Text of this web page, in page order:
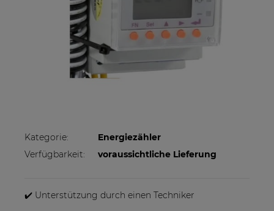
Kategorie:
Energiezähler
Verfügbarkeit:
voraussichtliche Lieferung
✔️ Unterstützung durch einen Techniker